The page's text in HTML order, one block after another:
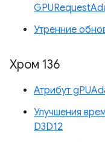
Утренние
Хром 136
Атрибут
Улучшения
D3D12